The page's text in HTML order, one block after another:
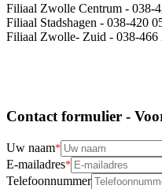
Filiaal Zwolle Centrum - 038-
Filiaal Stadshagen - 038-420
Filiaal Zwolle- Zuid - 038-466
Contact formulier -
Uw naam
E-mailadres
Telefoonnummer